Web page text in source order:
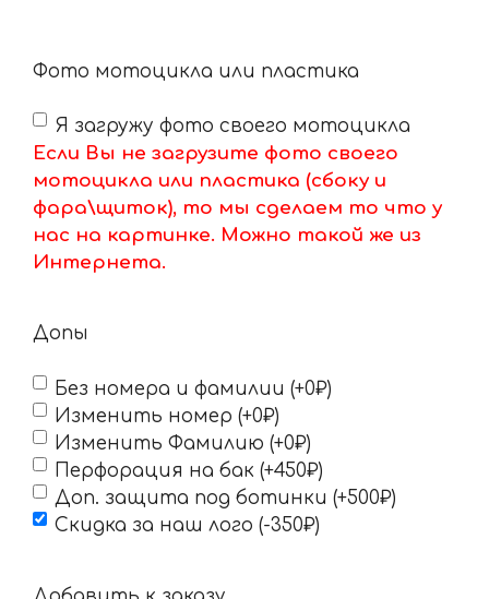
Фото мотоцикла или пластика
Я загружу фото своего мотоцикла
Если Вы не загрузите фото своего
мотоцикла или пластика (сбоку и
фара\щиток), то мы сделаем то что у
нас на картинке. Можно такой же из
Интернета.
Допы
Без номера и фамилии (+0₽)
Изменить номер (+0₽)
Изменить Фамилию (+0₽)
Перфорация на бак (+450₽)
Доп. защита под ботинки (+500₽)
Скидка за наш лого (-350₽)